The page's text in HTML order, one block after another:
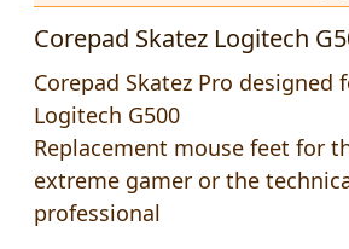
Corepad Skatez Logitech
Corepad Skatez Pro designed
Logitech G500
Replacement mouse feet for
extreme gamer or the
professional